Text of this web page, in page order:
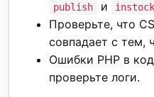
publish и instock
Проверьте, что
совпадает с тем,
Ошибки PHP в
проверьте логи.